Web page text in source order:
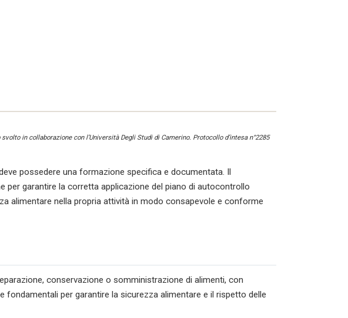
in collaborazione con l’Università Degli Studi di Camerino. Protocollo d’intesa n°2285
possedere una formazione specifica e documentata. Il
per garantire la corretta applicazione del piano di autocontrollo
alimentare nella propria attività in modo consapevole e conforme
conservazione o somministrazione di alimenti, con
per garantire la sicurezza alimentare e il rispetto delle